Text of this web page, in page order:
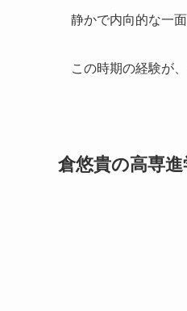
静かで内向的な一
この時期の経験が
倉悠貴の高専